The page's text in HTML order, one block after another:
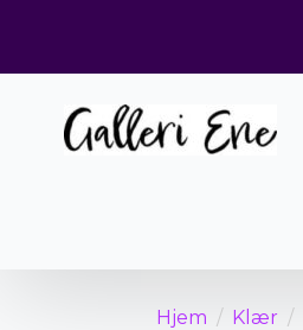
Hjem Klær